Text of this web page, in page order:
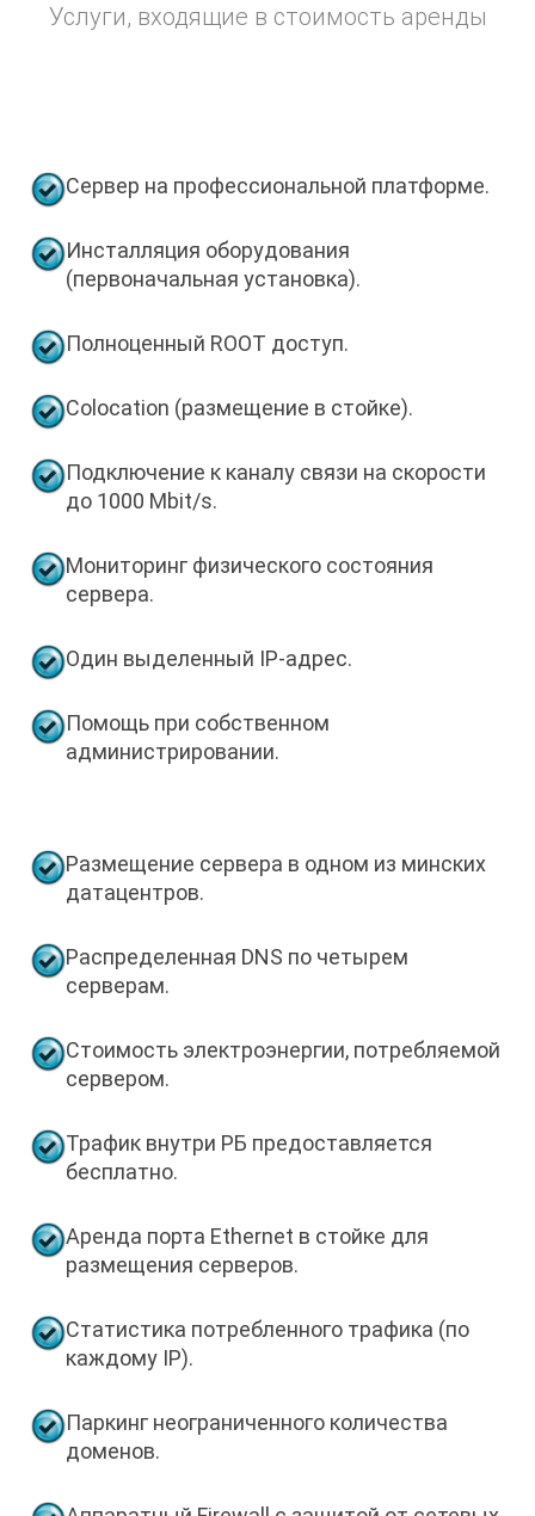
Услуги, входящие в стоимость аренды
Сервер на профессиональной платформе.
Инсталляция оборудования
(первоначальная установка).
Полноценный ROOT доступ.
Cоlocation (размещение в стойке).
Подключение к каналу связи на скорости
до 1000 Mbit/s.
Мониторинг физического состояния
сервера.
Один выделенный IP-адрес.
Помощь при собственном
администрировании.
Размещение сервера в одном из минских
датацентров.
Распределенная DNS по четырем
серверам.
Стоимость электроэнергии, потребляемой
сервером.
Трафик внутри РБ предоставляется
бесплатно.
Аренда порта Ethernet в стойке для
размещения серверов.
Статистика потребленного трафика (по
каждому IP).
Паркинг неограниченного количества
доменов.